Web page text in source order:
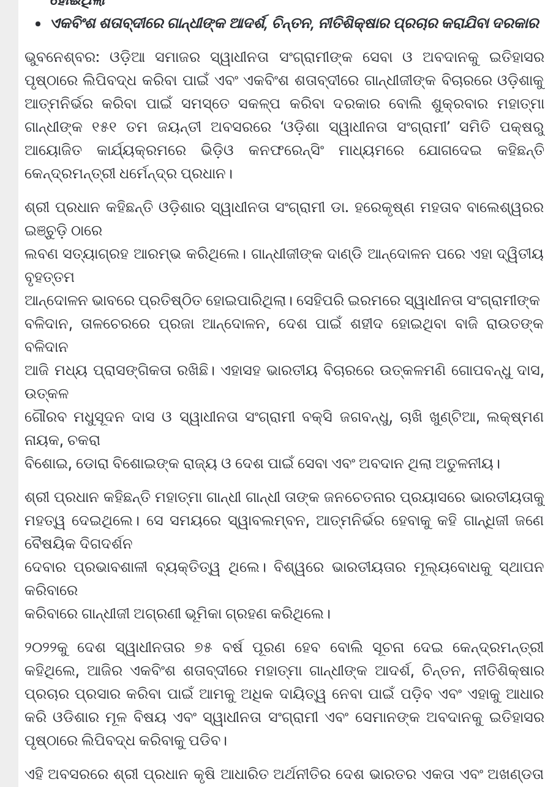
ଏକବିଂଶ ଶତାବ୍ଦୀରେ ଗାନ୍ଧୀଙ୍କ ଆଦର୍ଶ, ଚିନ୍ତନ, ନୀତିଶିକ୍ଷାର ପ୍ରଚାର କରାଯିବା ଦରକାର
ଭୁବନେଶ୍ବର: ଓଡ଼ିଆ ସମାଜର ସ୍ୱାଧୀନତା ସଂଗ୍ରାମୀଙ୍କ ସେବା ଓ ଅବଦାନକୁ ଇତିହାସର
ପୃଷ୍ଠାରେ ଲିପିବଦ୍ଧ କରିବା ପାଇଁ ଏବଂ ଏକବିଂଶ ଶତାବ୍ଦୀରେ ଗାନ୍ଧୀଜୀଙ୍କ ବିଚାରରେ ଓଡ଼ିଶାକୁ
ଆତ୍ମନିର୍ଭର କରିବା ପାଇଁ ସମସ୍ତେ ସକଳ୍ପ କରିବା ଦରକାର ବୋଲି ଶୁକ୍ରବାର ମହାତ୍ମା
ଗାନ୍ଧୀଙ୍କ ୧୫୧ ତମ ଜୟନ୍ତୀ ଅବସରରେ ‘ଓଡ଼ିଶା ସ୍ୱାଧୀନତା ସଂଗ୍ରାମୀ’ ସମିତି ପକ୍ଷରୁ
ଆୟୋଜିତ କାର୍ଯ୍ୟକ୍ରମରେ ଭିଡ଼ିଓ କନଫରେନ୍ସିଂ ମାଧ୍ୟମରେ ଯୋଗଦେଇ କହିଛନ୍ତି
କେନ୍ଦ୍ରମନ୍ତ୍ରୀ ଧର୍ମେନ୍ଦ୍ର ପ୍ରଧାନ।
ଶ୍ରୀ ପ୍ରଧାନ କହିଛନ୍ତି ଓଡ଼ିଶାର ସ୍ୱାଧୀନତା ସଂଗ୍ରାମୀ ଡା. ହରେକୃଷ୍ଣ ମହତାବ ବାଲେଶ୍ୱରର
ଇଞ୍ଚୁଡ଼ି ଠାରେ
ଲବଣ ସତ୍ୟାଗ୍ରହ ଆରମ୍ଭ କରିଥିଲେ। ଗାନ୍ଧୀଜୀଙ୍କ ଦାଣ୍ଡି ଆନ୍ଦୋଳନ ପରେ ଏହା ଦ୍ୱିତୀୟ
ବୃହତ୍ତମ
ଆନ୍ଦୋଳନ ଭାବରେ ପ୍ରତିଷ୍ଠିତ ହୋଇପାରିଥିଲା। ସେହିପରି ଇରମରେ ସ୍ୱାଧୀନତା ସଂଗ୍ରାମୀଙ୍କ
ବଳିଦାନ, ତାଳଚେରରେ ପ୍ରଜା ଆନ୍ଦୋଳନ, ଦେଶ ପାଇଁ ଶହୀଦ ହୋଇଥିବା ବାଜି ରାଉତଙ୍କ
ବଳିଦାନ
ଆଜି ମଧ୍ୟ ପ୍ରାସଙ୍ଗିକତା ରଖିଛି। ଏହାସହ ଭାରତୀୟ ବିଚାରରେ ଉତ୍କଳମଣି ଗୋପବନ୍ଧୁ ଦାସ,
ଉତ୍କଳ
ଗୌରବ ମଧୁସୂଦନ ଦାସ ଓ ସ୍ୱାଧୀନତା ସଂଗ୍ରାମୀ ବକ୍ସି ଜଗବନ୍ଧୁ, ଚାଖି ଖୁଣ୍ଟିଆ, ଲକ୍ଷ୍ମଣ
ନାୟକ, ଚକରା
ବିଶୋଇ, ଡୋରା ବିଶୋଇଙ୍କ ରାଜ୍ୟ ଓ ଦେଶ ପାଇଁ ସେବା ଏବଂ ଅବଦାନ ଥିଲା ଅତୁଳନୀୟ।
ଶ୍ରୀ ପ୍ରଧାନ କହିଛନ୍ତି ମହାତ୍ମା ଗାନ୍ଧୀ ଗାନ୍ଧୀ ତାଙ୍କ ଜନଚେତନାର ପ୍ରୟାସରେ ଭାରତୀୟତାକୁ
ମହତ୍ୱ ଦେଇଥିଲେ। ସେ ସମୟରେ ସ୍ୱାବଲମ୍ବନ, ଆତ୍ମନିର୍ଭର ହେବାକୁ କହି ଗାନ୍ଧିଜୀ ଜଣେ
ବୈଷୟିକ ଦିଗଦର୍ଶନ
ଦେବାର ପ୍ରଭାବଶାଳୀ ବ୍ୟକ୍ତିତ୍ୱ ଥିଲେ। ବିଶ୍ୱରେ ଭାରତୀୟତାର ମୂଲ୍ୟବୋଧକୁ ସ୍ଥାପନ
କରିବାରେ
କରିବାରେ ଗାନ୍ଧୀଜୀ ଅଗ୍ରଣୀ ଭୂମିକା ଗ୍ରହଣ କରିଥିଲେ।
୨୦୨୨କୁ ଦେଶ ସ୍ୱାଧୀନତାର ୭୫ ବର୍ଷ ପୂରଣ ହେବ ବୋଲି ସୂଚନା ଦେଇ କେନ୍ଦ୍ରମନ୍ତ୍ରୀ
କହିଥିଲେ, ଆଜିର ଏକବିଂଶ ଶତାବ୍ଦୀରେ ମହାତ୍ମା ଗାନ୍ଧୀଙ୍କ ଆଦର୍ଶ, ଚିନ୍ତନ, ନୀତିଶିକ୍ଷାର
ପ୍ରଚାର ପ୍ରସାର କରିବା ପାଇଁ ଆମକୁ ଅଧିକ ଦାୟିତ୍ୱ ନେବା ପାଇଁ ପଡ଼ିବ ଏବଂ ଏହାକୁ ଆଧାର
କରି ଓଡିଶାର ମୂଳ ବିଷୟ ଏବଂ ସ୍ୱାଧୀନତା ସଂଗ୍ରାମୀ ଏବଂ ସେମାନଙ୍କ ଅବଦାନକୁ ଇତିହାସର
ପୃଷ୍ଠାରେ ଲିପିବଦ୍ଧ କରିବାକୁ ପଡିବ।
ଏହି ଅବସରରେ ଶ୍ରୀ ପ୍ରଧାନ କୃଷି ଆଧାରିତ ଅର୍ଥନୀତିର ଦେଶ ଭାରତର ଏକତା ଏବଂ ଅଖଣ୍ଡତା